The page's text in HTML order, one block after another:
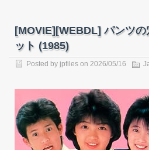
[MOVIE][WEBDL] パンツ
ット (1985)
Posted by jpfiles on 2026/05/16